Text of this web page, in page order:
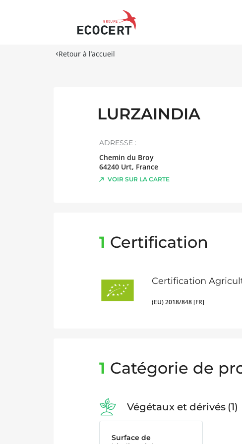
Retour à l’accueil
LURZAINDIA
ADRESSE :
Chemin du Broy
64240 Urt, France
VOIR SUR LA CARTE
1 Certification
Certification
(EU) 2018/848 [FR]
1 Catégorie de
Végétaux et dérivés 1
Surface de